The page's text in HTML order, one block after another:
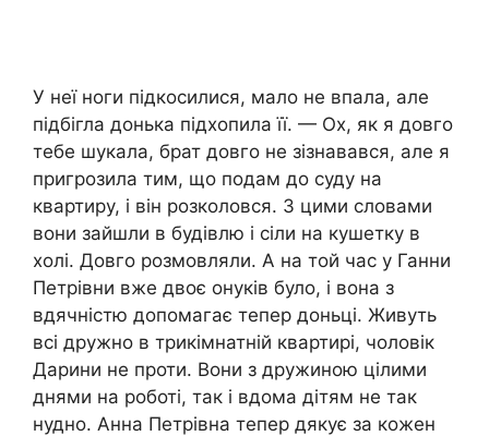
У неї ноги підкосилися, мало не впала, але
підбігла донька підхопила її. — Ох, як я довго
тебе шукала, брат довго не зізнавався, але я
пригрозила тим, що подам до суду на
квартиру, і він розколовся. З цими словами
вони зайшли в будівлю і сіли на кушетку в
холі. Довго розмовляли. А на той час у Ганни
Петрівни вже двоє онуків було, і вона з
вдячністю допомагає тепер доньці. Живуть
всі дружно в трикімнатній квартирі, чоловік
Дарини не проти. Вони з дружиною цілими
днями на роботі, так і вдома дітям не так
нудно. Анна Петрівна тепер дякує за кожен